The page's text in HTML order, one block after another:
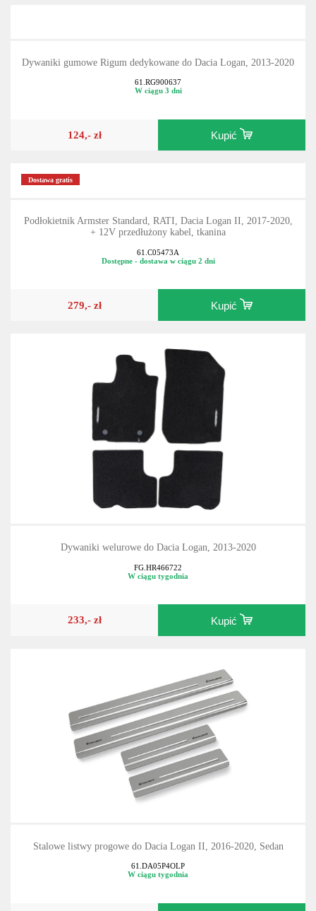
Dywaniki gumowe Rigum dedykowane do Dacia Logan, 2013-2020
61.RG900637
W ciągu 3 dni
124,- zł Kupić
Dostawa gratis
Podłokietnik Armster Standard, RATI, Dacia Logan II, 2017-2020,
+ 12V przedłużony kabel, tkanina
61.C05473A
Dostępne - dostawa w ciągu 2 dni
279,- zł Kupić
Dywaniki welurowe do Dacia Logan, 2013-2020
FG.HR466722
W ciągu tygodnia
233,- zł Kupić
Stalowe listwy progowe do Dacia Logan II, 2016-2020, Sedan
61.DA05P4OLP
W ciągu tygodnia